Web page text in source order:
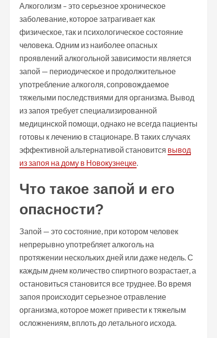
Алкоголизм – это серьезное хроническое
заболевание, которое затрагивает как
физическое, так и психологическое состояние
человека. Одним из наиболее опасных
проявлений алкогольной зависимости является
запой — периодическое и продолжительное
употребление алкоголя, сопровождаемое
тяжелыми последствиями для организма. Вывод
из запоя требует специализированной
медицинской помощи, однако не всегда пациенты
готовы к лечению в стационаре. В таких случаях
эффективной альтернативой становится вывод
из запоя на дому в Новокузнецке.
Что такое запой и его
опасности?
Запой — это состояние, при котором человек
непрерывно употребляет алкоголь на
протяжении нескольких дней или даже недель. С
каждым днем количество спиртного возрастает, а
остановиться становится все труднее. Во время
запоя происходит серьезное отравление
организма, которое может привести к тяжелым
осложнениям, вплоть до летального исхода.